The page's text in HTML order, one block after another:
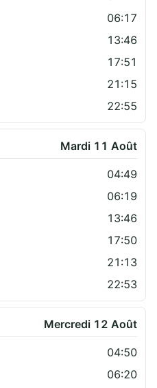
06:17
13:46
17:51
21:15
22:55
Mardi 11 Août
04:49
06:19
13:46
17:50
21:13
22:53
Mercredi 12 Août
04:50
06:20